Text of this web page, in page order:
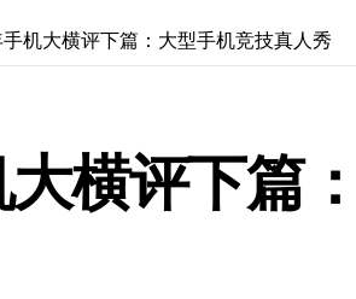
升级，亮点全解析！
能开启资讯抢先新体验！
机大横评下篇：大型手机竞技真人秀
横评下篇